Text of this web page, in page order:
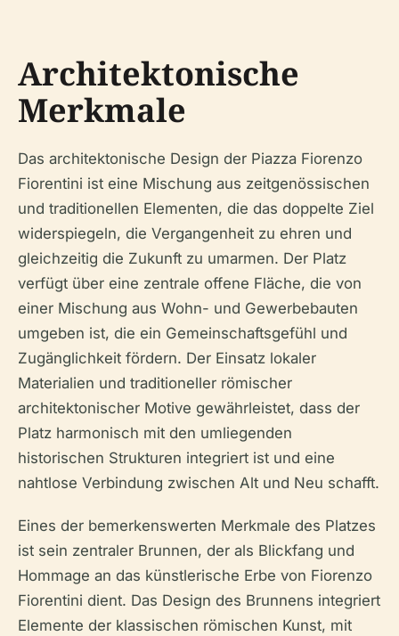
Architektonische
Merkmale
Das architektonische Design der Piazza Fiorenzo
Fiorentini ist eine Mischung aus zeitgenössischen
und traditionellen Elementen, die das doppelte Ziel
widerspiegeln, die Vergangenheit zu ehren und
gleichzeitig die Zukunft zu umarmen. Der Platz
verfügt über eine zentrale offene Fläche, die von
einer Mischung aus Wohn- und Gewerbebauten
umgeben ist, die ein Gemeinschaftsgefühl und
Zugänglichkeit fördern. Der Einsatz lokaler
Materialien und traditioneller römischer
architektonischer Motive gewährleistet, dass der
Platz harmonisch mit den umliegenden
historischen Strukturen integriert ist und eine
nahtlose Verbindung zwischen Alt und Neu schafft.
Eines der bemerkenswerten Merkmale des Platzes
ist sein zentraler Brunnen, der als Blickfang und
Hommage an das künstlerische Erbe von Fiorenzo
Fiorentini dient. Das Design des Brunnens integriert
Elemente der klassischen römischen Kunst, mit